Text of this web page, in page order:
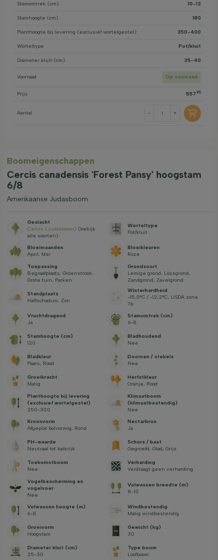
Stamomtrek (cm) 10-12
Stamhoogte (cm) 180
Planthoogte bij levering (exclusief wortelgestel) 350-400
Worteltype Pot/kluit
Diameter kluit (cm) 35-40
Voorraad Op voorraad
Prijs 557 95
Aantal - +
Boom­eigen­schappen
Cercis canadensis 'Forest Pansy' hoogstam
6/8
Amerikaanse Judasboom
Geslacht
Cercis (Judasboom) (bekijk
alle soorten)
Worteltype
Pot/kluit
Bloeimaanden
April, Mei
Bloeikleuren
Roze
Toepassing
Begraafplaats, Groenstrook,
Grote tuin, Parken
Grondsoort
Lemige grond, Lössgrond,
Zandgrond, Zavelgrond
Standplaats
Halfschaduw, Zon
Winterhardheid
-15,0°C / -12,2°C, USDA zone
7b
Vruchtdragend
Ja
Stamomtrek (cm)
6-8
Stamhoogte (cm)
120
Bladhoudend
Nee
Bladkleur
Paars, Rood
Doornen / stekels
Nee
Groeikracht
Matig
Herfstkleur
Oranje, Rood
Planthoogte bij levering
(exclusief wortelgestel)
250-300
Klimaatboom
(klimaatbestendig)
Nee
Kroonvorm
Afgeplat bolvormig, Rond
Nectarbron
Ja
PH-waarde
Neutraal tot kalkrijk
Schors / bast
Gegroefd, Glad, Grijs
Toekomstboom
Nee
Verharding
Verdraagt geen verharding
Vogelbescherming en
vogelvoer
Nee
Volwassen breedte (m)
8-10
Volwassen hoogte (m)
6-8
Windbestendig
Matig windbestendig
Groeivorm
Hoogstam
Gewicht (kg)
30
Diameter kluit (cm)
25-30
Type boom
Loofboom